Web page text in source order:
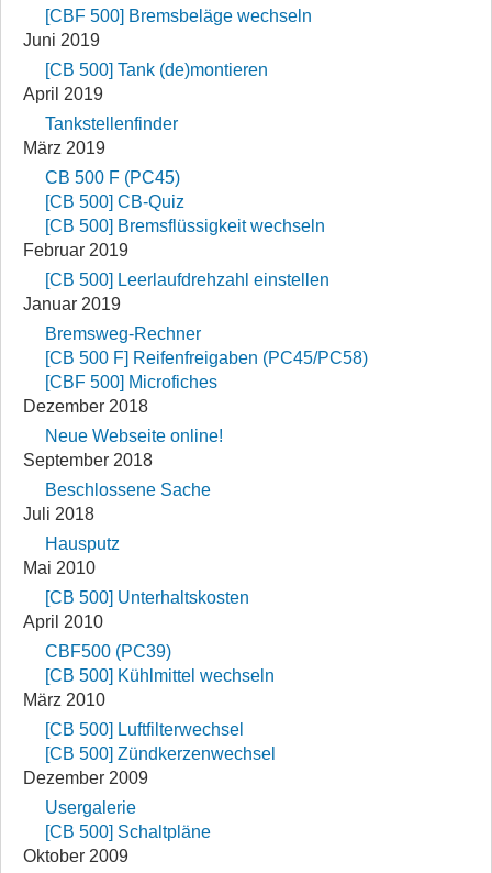
[CBF 500] Bremsbeläge wechseln
Juni 2019
[CB 500] Tank (de)montieren
April 2019
Tankstellenfinder
März 2019
CB 500 F (PC45)
[CB 500] CB-Quiz
[CB 500] Bremsflüssigkeit wechseln
Februar 2019
[CB 500] Leerlaufdrehzahl einstellen
Januar 2019
Bremsweg-Rechner
[CB 500 F] Reifenfreigaben (PC45/PC58)
[CBF 500] Microfiches
Dezember 2018
Neue Webseite online!
September 2018
Beschlossene Sache
Juli 2018
Hausputz
Mai 2010
[CB 500] Unterhaltskosten
April 2010
CBF500 (PC39)
[CB 500] Kühlmittel wechseln
März 2010
[CB 500] Luftfilterwechsel
[CB 500] Zündkerzenwechsel
Dezember 2009
Usergalerie
[CB 500] Schaltpläne
Oktober 2009